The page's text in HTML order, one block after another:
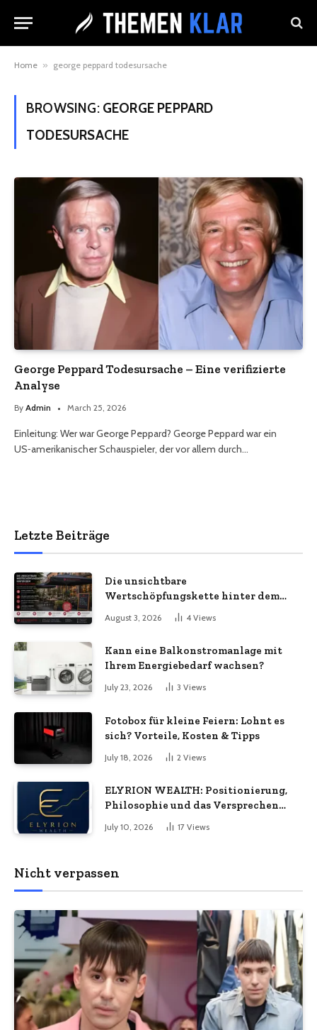
Home » george peppard todesursache
BROWSING: GEORGE PEPPARD
TODESURSACHE
George Peppard Todesursache – Eine verifizierte
Analyse
By Admin March 25, 2026
Einleitung: Wer war George Peppard? George Peppard war ein
US‑amerikanischer Schauspieler, der vor allem durch…
Letzte Beiträge
Die unsichtbare
Wertschöpfungskette hinter dem
Sonnenschirm: Was Import-
Ökonomie, EU-Fertigung und
wirklich bedeuten
August 3, 2026 4 Views
Kann eine Balkonstromanlage mit
Ihrem Energiebedarf wachsen?
July 23, 2026 3 Views
Fotobox für kleine Feiern: Lohnt es
sich? Vorteile, Kosten & Tipps
July 18, 2026 2 Views
ELYRION WEALTH: Positionierung,
Philosophie und das Versprechen
langfristiger Stabilität
July 10, 2026 17 Views
Nicht verpassen